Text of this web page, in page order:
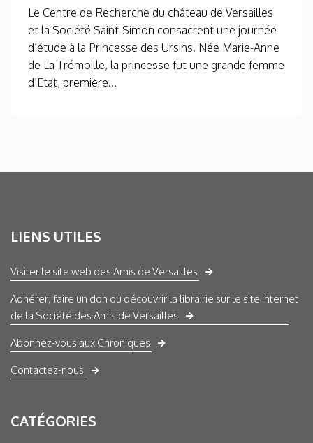
Le Centre de Recherche du château de Versailles
et la Société Saint-Simon consacrent une journée
d’étude à la Princesse des Ursins. Née Marie-Anne
de La Trémoille, la princesse fut une grande femme
d’Etat, première...
LIENS UTILES
Visiter le site web des Amis de Versailles
Adhérer, faire un don ou découvrir la librairie sur le site internet
de la Société des Amis de Versailles
Abonnez-vous aux Chroniques
Contactez-nous
CATÉGORIES